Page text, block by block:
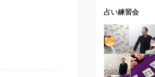
占い練習会